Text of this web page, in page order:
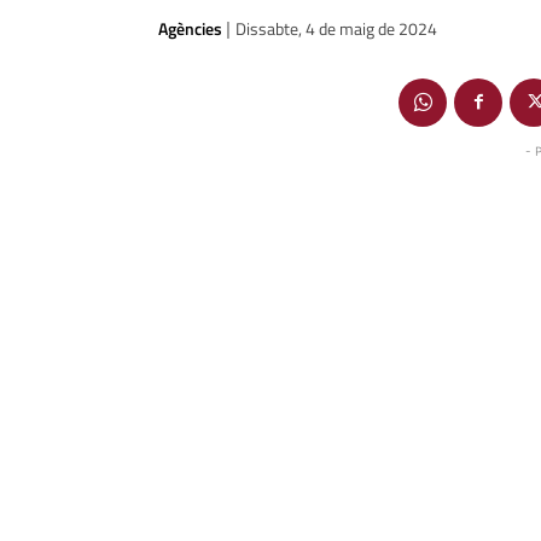
Agències | Dissabte, 4 de maig de 2024
-